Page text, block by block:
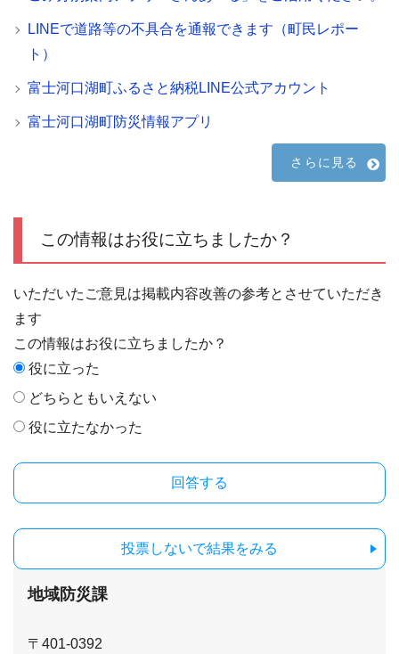
LINEで道路等の不具合を通報できます（町民レポー
ト）
富士河口湖町ふるさと納税LINE公式アカウント
富士河口湖町防災情報アプリ
さらに見る
この情報はお役に立ちましたか？
いただいたご意見は掲載内容改善の参考とさせていただき
ます
この情報はお役に立ちましたか？
役に立った
どちらともいえない
役に立たなかった
投票しないで結果をみる
地域防災課
〒401-0392